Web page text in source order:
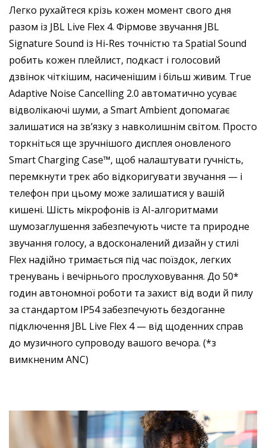
Легко рухайтеся крізь кожен момент свого дня
разом із JBL Live Flex 4. Фірмове звучання JBL
Signature Sound із Hi-Res точністю та Spatial Sound
робить кожен плейлист, подкаст і голосовий
дзвінок чіткішим, насиченішим і більш живим. True
Adaptive Noise Cancelling 2.0 автоматично усуває
відволікаючі шуми, а Smart Ambient допомагає
залишатися на зв’язку з навколишнім світом. Просто
торкніться ще зручнішого дисплея оновленого
Smart Charging Case™, щоб налаштувати гучність,
перемкнути трек або відкоригувати звучання — і
телефон при цьому може залишатися у вашій
кишені. Шість мікрофонів із AI-алгоритмами
шумозаглушення забезпечують чисте та природне
звучання голосу, а вдосконалений дизайн у стилі
Flex надійно тримається під час поїздок, легких
тренувань і вечірнього прослуховування. До 50*
годин автономної роботи та захист від води й пилу
за стандартом IP54 забезпечують бездоганне
підключення JBL Live Flex 4 — від щоденних справ
до музичного супроводу вашого вечора. (*з
вимкненим ANC)